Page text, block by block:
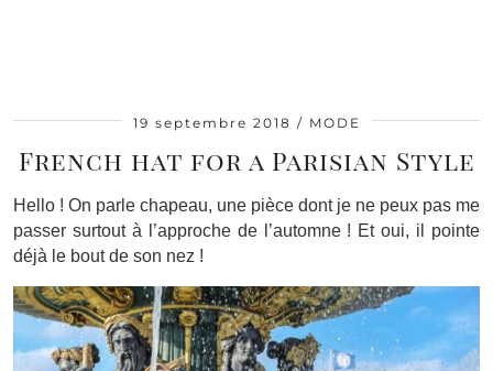
19 septembre 2018 MODE
French hat for a Parisian Style
Hello ! On parle chapeau, une pièce dont je ne peux pas me
passer surtout à l’approche de l’automne ! Et oui, il pointe
déjà le bout de son nez !